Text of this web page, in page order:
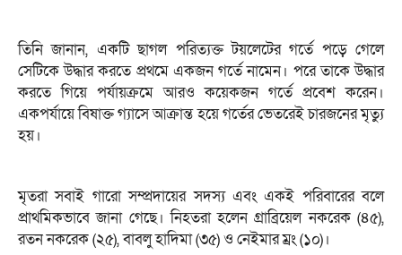
তিনি জানান, একটি ছাগল পরিত্যক্ত টয়লেটের গর্তে পড়ে গেলে
সেটিকে উদ্ধার করতে প্রথমে একজন গর্তে নামেন। পরে তাকে উদ্ধার
করতে গিয়ে পর্যায়ক্রমে আরও কয়েকজন গর্তে প্রবেশ করেন।
একপর্যায়ে বিষাক্ত গ্যাসে আক্রান্ত হয়ে গর্তের ভেতরেই চারজনের মৃত্যু
হয়।
মৃতরা সবাই গারো সম্প্রদায়ের সদস্য এবং একই পরিবারের বলে
প্রাথমিকভাবে জানা গেছে। নিহতরা হলেন গ্রাব্রিয়েল নকরেক (৪৫),
রতন নকরেক (২৫), বাবলু হাদিমা (৩৫) ও নেইমার ম্রং (১০)।